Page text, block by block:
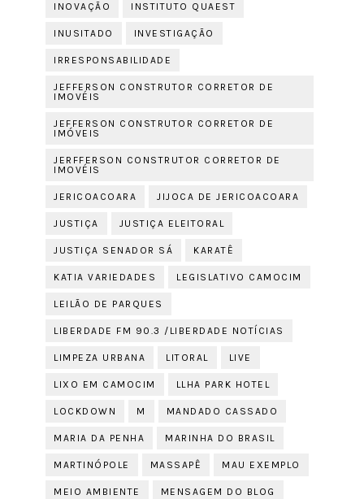
INOVAÇÃO INSTITUTO QUAEST
INUSITADO INVESTIGAÇÃO
IRRESPONSABILIDADE
JEFFERSON CONSTRUTOR CORRETOR DE
IMOVÉIS
JEFFERSON CONSTRUTOR CORRETOR DE
IMÓVEIS
JERFFERSON CONSTRUTOR CORRETOR DE
IMOVÉIS
JERICOACOARA JIJOCA DE JERICOACOARA
JUSTIÇA JUSTIÇA ELEITORAL
JUSTIÇA SENADOR SÁ KARATÊ
KATIA VARIEDADES LEGISLATIVO CAMOCIM
LEILÃO DE PARQUES
LIBERDADE FM 90.3 /LIBERDADE NOTÍCIAS
LIMPEZA URBANA LITORAL LIVE
LIXO EM CAMOCIM LLHA PARK HOTEL
LOCKDOWN M MANDADO CASSADO
MARIA DA PENHA MARINHA DO BRASIL
MARTINÓPOLE MASSAPÊ MAU EXEMPLO
MEIO AMBIENTE MENSAGEM DO BLOG